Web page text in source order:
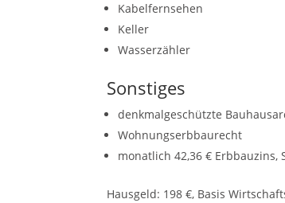
Kabelfernsehen
Keller
Wasserzähler
Sonstiges
denkmalgeschützte
Wohnungserbbaurecht
monatlich 42,36 € Erbbauzins,
Hausgeld: 198 €, Basis